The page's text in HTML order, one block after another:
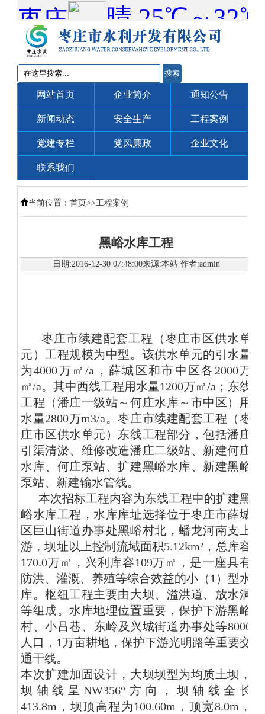
搜索
网站首页 企业简介 通知公告
新闻动态 安全生产 工程案例
党建专栏 党风廉政 企业文化
联系我们
当前位置： 首页>>工程案例
黑峪水库工程
日期:2016-12-30 07:48:00来源:本站 作者:admin
枣庄市续建配套工程（枣庄市区供水单
元）工程规模为中型。该供水单元的引水量
为4000万㎥/a，薛城区和市中区各2000万
㎥/a。其中西线工程用水量1200万㎥/a；东线
工程（潘庄一级站～何庄水库～市中区）用
水量2800万m3/a。枣庄市续建配套工程（枣
庄市区供水单元）东线工程部分，包括潘庄
引渠清淤、维修改造潘庄二级站、新建何庄
水库、何庄泵站、扩建黑峪水库、新建黑峪
泵站、新建输水管线。
本次招标工程内容为东线工程中的扩建黑
峪水库工程，水库库址选择位于枣庄市薛城
区巨山街道办事处黑峪村北，蟠龙河南支上
游，坝址以上控制流域面积5.12km²，总库容
170.0万㎥，兴利库容109万㎥，是一座具有
防洪、灌溉、养殖等综合效益的小（1）型水
库。枢纽工程主要由大坝、溢洪道、放水洞
等组成。水库地理位置重要，保护下游黑峪
村、小吕巷、东岭及兴城街道办事处等8000
人口，1万亩耕地，保护下游光明路等重要交
通干线。
本次扩建加固设计，大坝坝型为均质土坝，
坝轴线呈NW356°方向，坝轴线全长
413.8m，坝顶高程为100.60m，顶宽8.0m，